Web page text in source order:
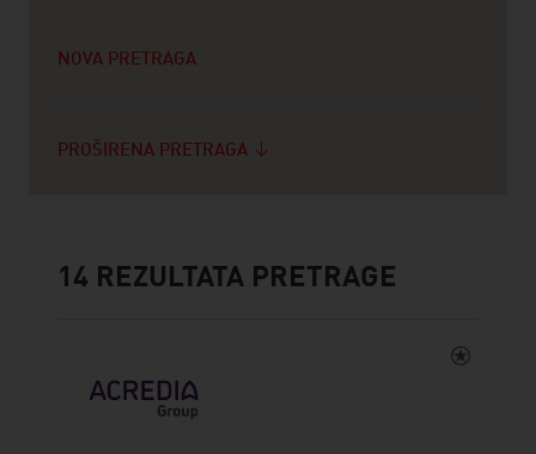
NOVA PRETRAGA
PROŠIRENA PRETRAGA
14 REZULTATA PRETRAGE